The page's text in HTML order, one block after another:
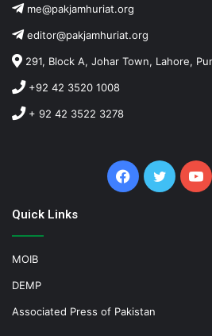
me@pakjamhuriat.org
editor@pakjamhuriat.org
291, Block A, Johar Town, Lahore,
+92 42 3520 1008
+ 92 42 3522 3278
Facebook
Twitter
Quick Links
MOIB
DEMP
Associated Press of Pakistan